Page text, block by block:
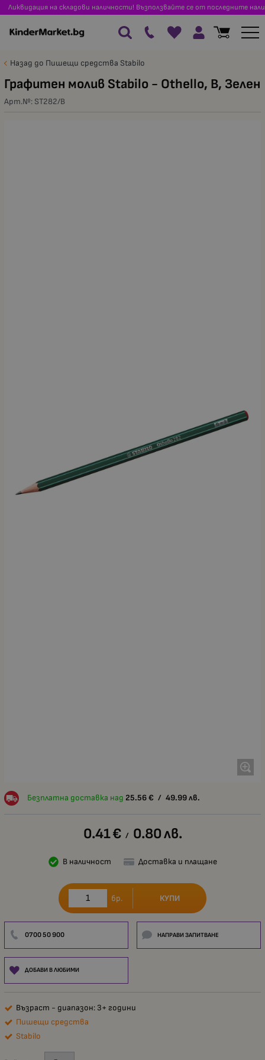
Ликвидация на складови наличности! Възползвайте се от последните
Назад до Пишещи средства Stabilo
Графитен молив Stabilo - Оthello, В, Зелен
Арт.№: ST282/B
Безплатна доставка над 25.56 € / 49.99 лв.
0.41€ / 0.80лв.
В наличност Доставка и плащане
бр. КУПИ
0700 50 900 НАПРАВИ ЗАПИТВАНЕ
ДОБАВИ В ЛЮБИМИ
Възраст - диапазон: 3+ години
Пишещи средства
Stabilo